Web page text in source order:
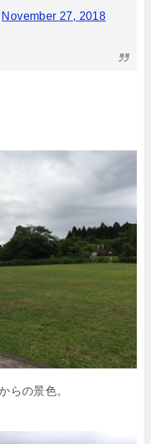
November 27, 2018
らの景色。